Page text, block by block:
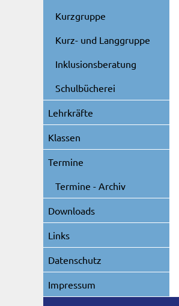
Kurzgruppe
Kurz- und Langgruppe
Inklusionsberatung
Schulbücherei
Lehrkräfte
Klassen
Termine
Termine - Archiv
Downloads
Links
Datenschutz
Impressum